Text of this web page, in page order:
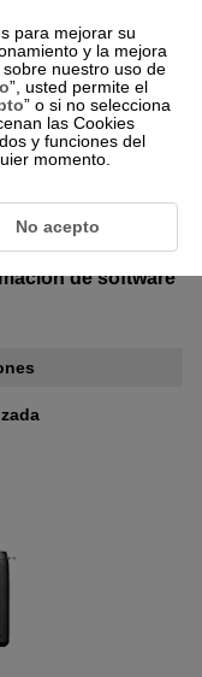
País -- Español
la
Mark II
de software
para mejorar su
y la mejora
nuestro uso de
”, usted permite el
” o si no selecciona
las Cookies
y funciones del
momento.
No acepto